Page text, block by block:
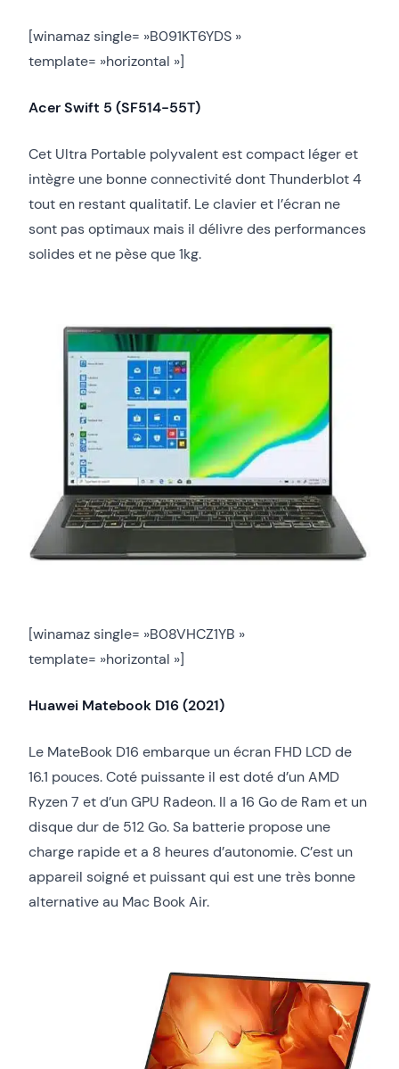
[winamaz single= »B091KT6YDS »
template= »horizontal »]
Acer Swift 5 (SF514-55T)
Cet Ultra Portable polyvalent est compact léger et
intègre une bonne connectivité dont Thunderblot 4
tout en restant qualitatif. Le clavier et l’écran ne
sont pas optimaux mais il délivre des performances
solides et ne pèse que 1kg.
[winamaz single= »B08VHCZ1YB »
template= »horizontal »]
Huawei Matebook D16 (2021)
Le MateBook D16 embarque un écran FHD LCD de
16.1 pouces. Coté puissante il est doté d’un AMD
Ryzen 7 et d’un GPU Radeon. Il a 16 Go de Ram et un
disque dur de 512 Go. Sa batterie propose une
charge rapide et a 8 heures d’autonomie. C’est un
appareil soigné et puissant qui est une très bonne
alternative au Mac Book Air.